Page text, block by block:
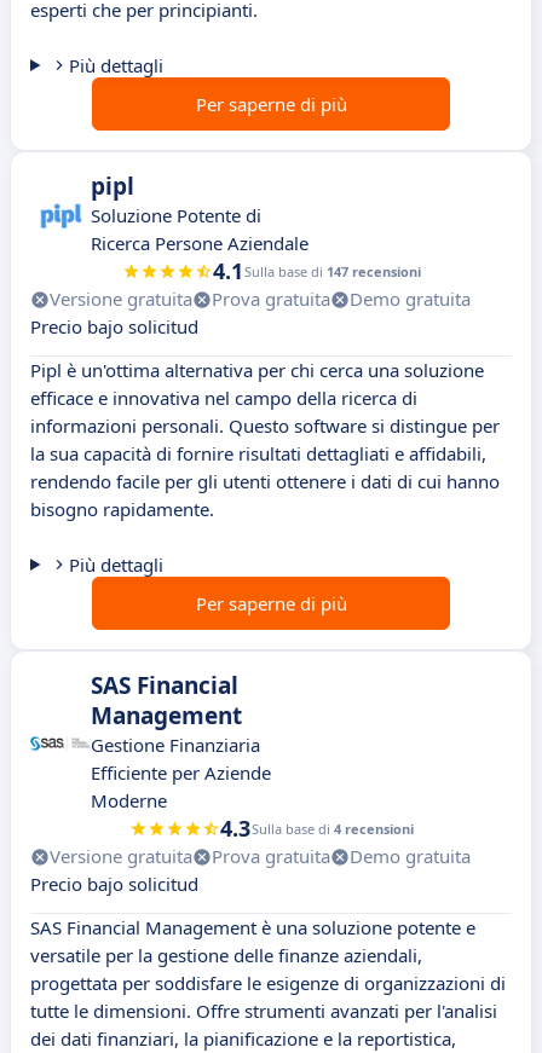
esperti che per principianti.
Più dettagli
Per saperne di più
pipl
Soluzione Potente di
Ricerca Persone Aziendale
4.1 Sulla base di 147 recensioni
Versione gratuita Prova gratuita
Demo gratuita
Precio bajo solicitud
Pipl è un'ottima alternativa per chi cerca una soluzione
efficace e innovativa nel campo della ricerca di
informazioni personali. Questo software si distingue per
la sua capacità di fornire risultati dettagliati e affidabili,
rendendo facile per gli utenti ottenere i dati di cui hanno
bisogno rapidamente.
Più dettagli
Per saperne di più
SAS Financial
Management
Gestione Finanziaria
Efficiente per Aziende
Moderne
4.3Sulla base di 4 recensioni
Versione gratuita Prova gratuita
Demo gratuita
Precio bajo solicitud
SAS Financial Management è una soluzione potente e
versatile per la gestione delle finanze aziendali,
progettata per soddisfare le esigenze di organizzazioni di
tutte le dimensioni. Offre strumenti avanzati per l'analisi
dei dati finanziari, la pianificazione e la reportistica,